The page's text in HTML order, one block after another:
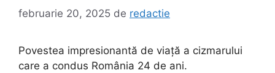
februarie 20, 2025 de redactie
Povestea impresionantă de viață a cizmarului
care a condus România 24 de ani.